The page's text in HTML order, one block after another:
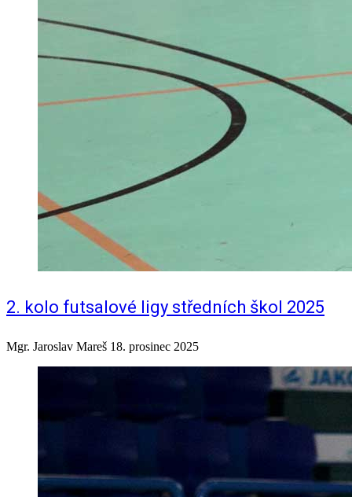
2. kolo futsalové ligy středních škol 2025
Mgr. Jaroslav Mareš 18. prosinec 2025